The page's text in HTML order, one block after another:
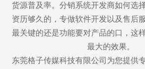
货源普及率。分销系统开发商如何选
资历够久的，专做软件开发以及售后
最关键的还是功能要对产品的口，这
最大的效果。
东莞格子传媒科技有限公司为您提供